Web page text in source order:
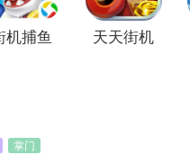
机捕鱼
天天街机
掌门